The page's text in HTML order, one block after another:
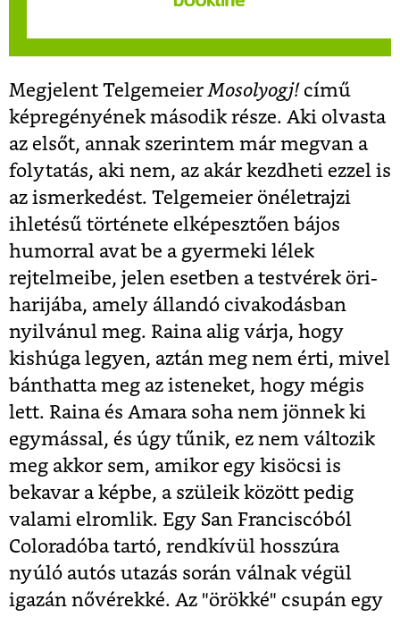
Megjelent TelgemeierMosolyogj! című
képregényének második része. Aki olvasta
az elsőt, annak szerintem már megvan a
folytatás, aki nem, az akár kezdheti ezzel is
az ismerkedést. Telgemeier önéletrajzi
ihletésű története elképesztően bájos
humorral avat be a gyermeki lélek
rejtelmeibe, jelen esetben a testvérek öri-
harijába, amely állandó civakodásban
nyilvánul meg. Raina alig várja, hogy
kishúga legyen, aztán meg nem érti, mivel
bánthatta meg az isteneket, hogy mégis
lett. Raina és Amara soha nem jönnek ki
egymással, és úgy tűnik, ez nem változik
meg akkor sem, amikor egy kisöcsi is
bekavar a képbe, a szüleik között pedig
valami elromlik. Egy San Franciscóból
Coloradóba tartó, rendkívül hosszúra
nyúló autós utazás során válnak végül
igazán nővérekké. Az "örökké" csupán egy